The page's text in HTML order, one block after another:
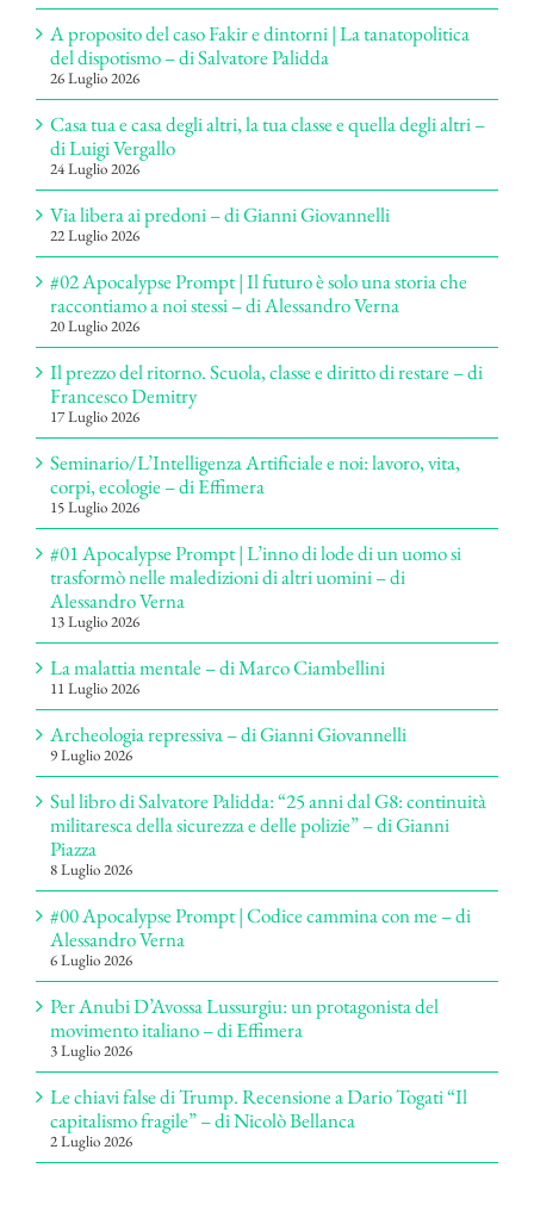
A proposito del caso Fakir e dintorni | La tanatopolitica
del dispotismo – di Salvatore Palidda
26 Luglio 2026
Casa tua e casa degli altri, la tua classe e quella degli altri –
di Luigi Vergallo
24 Luglio 2026
Via libera ai predoni – di Gianni Giovannelli
22 Luglio 2026
#02 Apocalypse Prompt | Il futuro è solo una storia che
raccontiamo a noi stessi – di Alessandro Verna
20 Luglio 2026
Il prezzo del ritorno. Scuola, classe e diritto di restare – di
Francesco Demitry
17 Luglio 2026
Seminario/L’Intelligenza Artificiale e noi: lavoro, vita,
corpi, ecologie – di Effimera
15 Luglio 2026
#01 Apocalypse Prompt | L’inno di lode di un uomo si
trasformò nelle maledizioni di altri uomini – di
Alessandro Verna
13 Luglio 2026
La malattia mentale – di Marco Ciambellini
11 Luglio 2026
Archeologia repressiva – di Gianni Giovannelli
9 Luglio 2026
Sul libro di Salvatore Palidda: “25 anni dal G8: continuità
militaresca della sicurezza e delle polizie” – di Gianni
Piazza
8 Luglio 2026
#00 Apocalypse Prompt | Codice cammina con me – di
Alessandro Verna
6 Luglio 2026
Per Anubi D’Avossa Lussurgiu: un protagonista del
movimento italiano – di Effimera
3 Luglio 2026
Le chiavi false di Trump. Recensione a Dario Togati “Il
capitalismo fragile” – di Nicolò Bellanca
2 Luglio 2026